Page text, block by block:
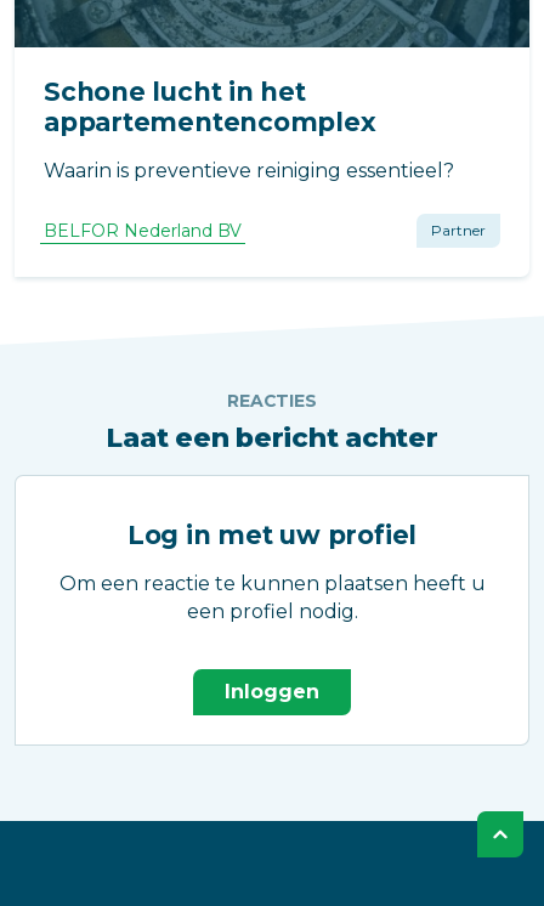
Schone lucht in het
appartementencomplex
Waarin is preventieve reiniging essentieel?
BELFOR Nederland BV Partner
REACTIES
Laat een bericht achter
Log in met uw profiel
Om een reactie te kunnen plaatsen heeft u
een profiel nodig.
Inloggen